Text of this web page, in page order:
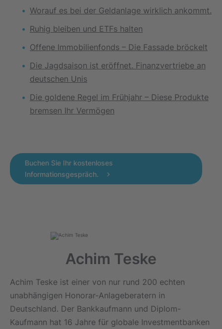
Worauf es bei der Geldanlage wirklich ankommt.
Ruhig bleiben und ETFs halten
Offene Immobilienfonds – Die Fassade bröckelt
Die Jagdsaison ist eröffnet. Finanzvertriebe an
deutschen Unis
Die goldene Regel im Frühjahr – Diese Produkte
bremsen Ihr Vermögen
Buchen Sie Ihr kostenloses
Informationsgespräch.
Achim Teske
Achim Teske ist einer von nur rund 200 echten
unabhängigen Honorar-Anlageberatern in
Deutschland. Der Bankkaufmann und Diplom-
Kaufmann hat 16 Jahre für globale Investmentbanken